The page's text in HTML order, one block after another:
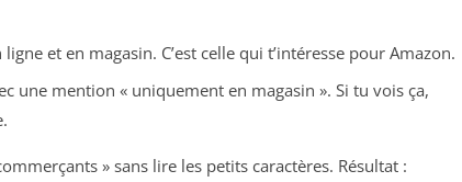
et en magasin. C’est celle qui t’intéresse pour Amazon.
une mention « uniquement en magasin ». Si tu vois ça,
» sans lire les petits caractères. Résultat :